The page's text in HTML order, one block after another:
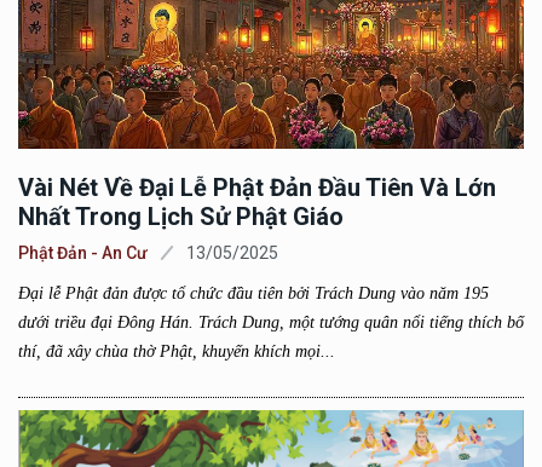
Vài Nét Về Đại Lễ Phật Đản Đầu Tiên Và Lớn
Nhất Trong Lịch Sử Phật Giáo
Phật Đản - An Cư 13/05/2025
Đại lễ Phật đản được tổ chức đầu tiên bởi Trách Dung vào năm 195
dưới triều đại Đông Hán. Trách Dung, một tướng quân nổi tiếng thích bố
thí, đã xây chùa thờ Phật, khuyến khích mọi...